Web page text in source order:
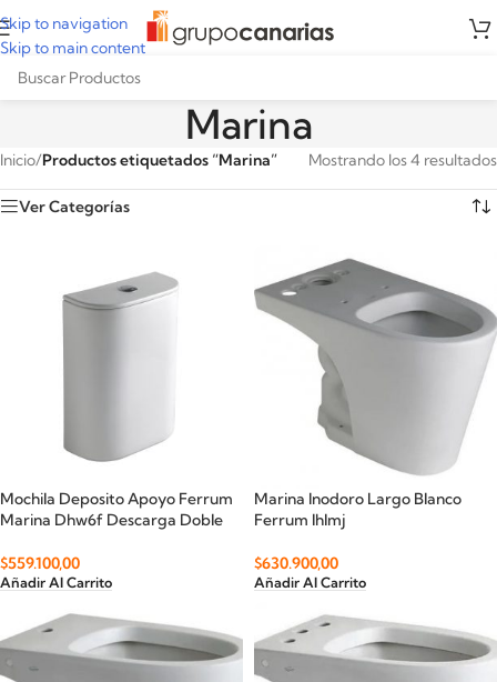
Skip to navigation
Skip to main content
Marina
Inicio/Productos etiquetados “Marina” Mostrando los 4 resultados
Ver Categorías
Mochila Deposito Apoyo Ferrum
Marina Dhw6f Descarga Doble
$559.100,00
Añadir Al Carrito
Marina Inodoro Largo Blanco
Ferrum Ihlmj
$630.900,00
Añadir Al Carrito